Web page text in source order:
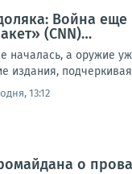
Война еще
(CNN)…
началась, а оружие
издания,
13:12
о